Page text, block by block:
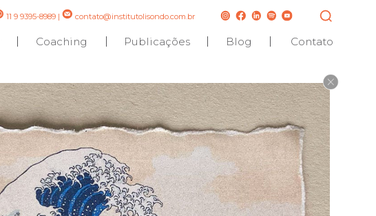
11 9 9395-8989 | contato@institutolisondo.com.br
Coaching Publicações Blog Contato